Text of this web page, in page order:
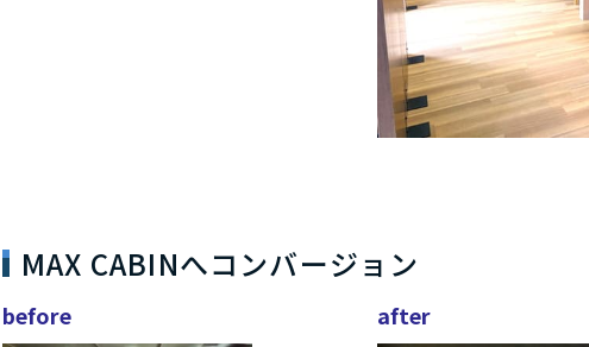
MAX CABINへコンバージョン
before after